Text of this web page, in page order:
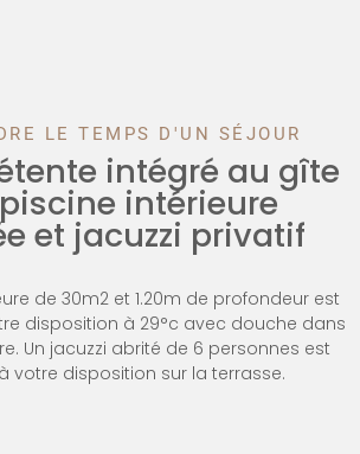
LE TEMPS D'UN SÉJOUR
intégré au gîte
intérieure
et jacuzzi privatif
de 30m2 et 1.20m de profondeur est
disposition à 29°c avec douche dans
Un jacuzzi abrité de 6 personnes est
votre disposition sur la terrasse.